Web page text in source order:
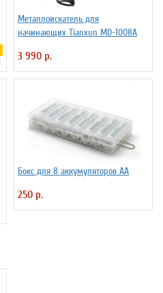
Металлоискатель для
начинающих Tianxun MD-1008A
3 990 р.
Бокс для 8 аккумуляторов АА
250 р.